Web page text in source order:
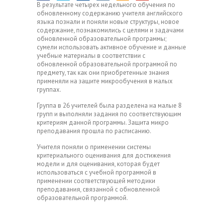
В результате четырех недельного обучения по
обновленному содержанию учителя английского
языка познали и поняли новые структуры, новое
содержание, познакомились с целями и задачами
обновленной образовательной программы;
сумели использовать активное обучение и данные
учебные материалы в соответствии с
обновленной образовательной программой по
предмету, так как они приобретенные знания
применяли на защите микрообучения в малых
группах.
Группа в 26 учителей была разделена на малые 8
групп и выполняли задания по соответствующим
критериям данной программы. Защита микро
преподавания прошла по расписанию.
Учителя поняли о применении системы
критериального оценивания для достижения
модели и для оценивания, которая будет
использоваться с учебной программой в
применении соответствующей методики
преподавания, связанной с обновленной
образовательной программой.